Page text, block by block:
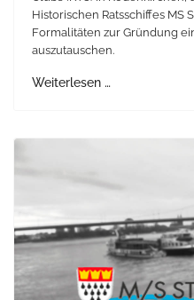
Historischen Ratsschiffes MS
Formalitäten zur Gründung
auszutauschen.
Weiterlesen …